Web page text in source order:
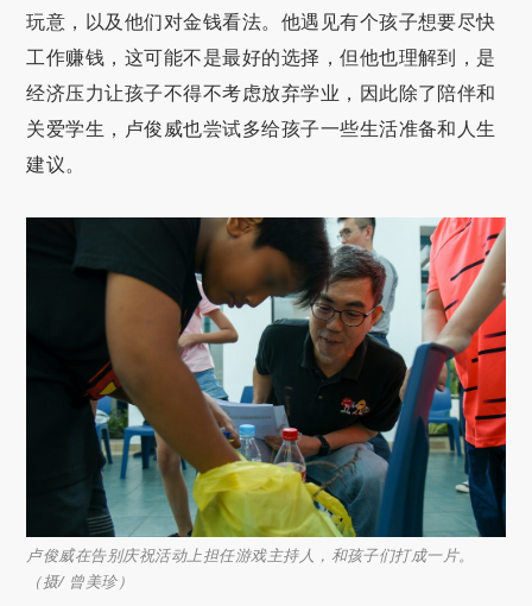
玩意，以及他们对金钱看法。他遇见有个孩子想要尽快
工作赚钱，这可能不是最好的选择，但他也理解到，是
经济压力让孩子不得不考虑放弃学业，因此除了陪伴和
关爱学生，卢俊威也尝试多给孩子一些生活准备和人生
建议。
卢俊威在告别庆祝活动上担任游戏主持人，和孩子们打成一片。
（摄/ 曾美珍）